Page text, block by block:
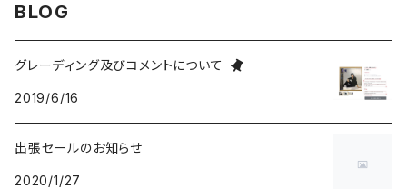
Accordion / Bandoneon
group / session
BLUE NOTE
NEO ROCKABILLY / PSYCHOBILLY
PROGRESSIVE ROCK / PSYCHEDELIA
GARAGE PUNK / TRASH PUNK
にほんのハードロック・ヘヴィメタル
歌謡曲
演歌 / 懐メロ
現代音楽Contemporary / PostModern
AVANT / EXPERIMENTAL / NOISE
NEW AGE / HEALING
ROOTS REGGAE / DUB
FOLKLORE - フォルクローレ
HAWAIIAN
BLOG
グレーディング及びコメントについて
2019/6/16
出張セールのお知らせ
2020/1/27